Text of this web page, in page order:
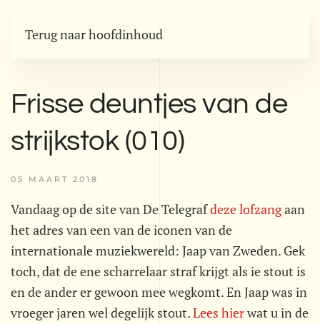
Terug naar hoofdinhoud
Frisse deuntjes van de
strijkstok (010)
05 MAART 2018
Vandaag op de site van De Telegrafdeze lofzangaan
het adres van een van de iconen van de
internationale muziekwereld: Jaap van Zweden. Gek
toch, dat de ene scharrelaar straf krijgt als ie stout is
en de ander er gewoon mee wegkomt. En Jaap was in
vroeger jaren wel degelijk stout.Lees hierwat u in de